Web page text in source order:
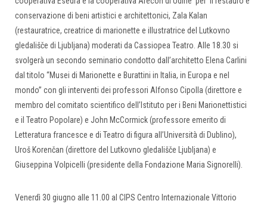
conservazione di beni artistici e architettonici, Zala Kalan
(restauratrice, creatrice di marionette e illustratrice del Lutkovno
gledališče di Ljubljana) moderati da Cassiopea Teatro. Alle 18.30 si
svolgerà un secondo seminario condotto dall’architetto Elena Carlini
dal titolo “Musei di Marionette e Burattini in Italia, in Europa e nel
mondo” con gli interventi dei professori Alfonso Cipolla (direttore e
membro del comitato scientifico dell’Istituto per i Beni Marionettistici
e il Teatro Popolare) e John McCormick (professore emerito di
Letteratura francesce e di Teatro di figura all’Università di Dublino),
Uroš Korenčan (direttore del Lutkovno gledališče Ljubljana) e
Giuseppina Volpicelli (presidente della Fondazione Maria Signorelli).
Venerdì 30 giugno alle 11.00 al CIPS Centro Internazionale Vittorio